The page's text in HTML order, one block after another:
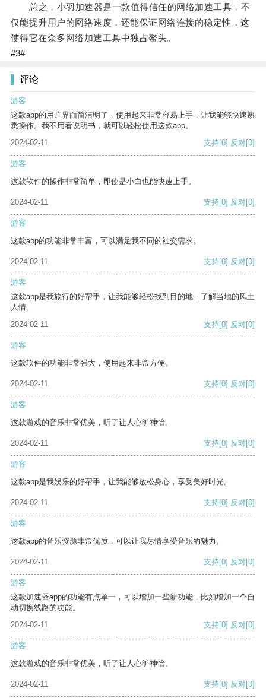
总之，小羽加速器是一款值得信任的网络加速工具，不
仅能提升用户的网络速度，还能保证网络连接的稳定性，这
使得它在众多网络加速工具中独占鳌头。
#3#
评论
游客
这款app的用户界面简洁明了，使用起来非常容易上手，让我能够快速熟
悉操作。我不用看说明书，就可以轻松使用这款app。
2024-02-11
支持[0] 反对[0]
游客
这款软件的操作非常简单，即使是小白也能快速上手。
2024-02-11 支持[0] 反对[0]
游客
这款app的功能非常丰富，可以满足我不同的社交需求。
2024-02-11 支持[0] 反对[0]
游客
这款app是我旅行的好帮手，让我能够轻松找到目的地，了解当地的风土
人情。
2024-02-11
支持[0] 反对[0]
游客
这款软件的功能非常强大，使用起来非常方便。
2024-02-11 支持[0] 反对[0]
游客
这款游戏的音乐非常优美，听了让人心旷神怡。
2024-02-11 支持[0] 反对[0]
游客
这款app是我娱乐的好帮手，让我能够放松身心，享受美好时光。
2024-02-11 支持[0] 反对[0]
游客
这款app的音乐资源非常优质，可以让我尽情享受音乐的魅力。
2024-02-11 支持[0] 反对[0]
游客
这款加速器app的功能有点单一，可以增加一些新功能，比如增加一个自
动切换线路的功能。
2024-02-11
支持[0] 反对[0]
游客
这款游戏的音乐非常优美，听了让人心旷神怡。
2024-02-11 支持[0] 反对[0]